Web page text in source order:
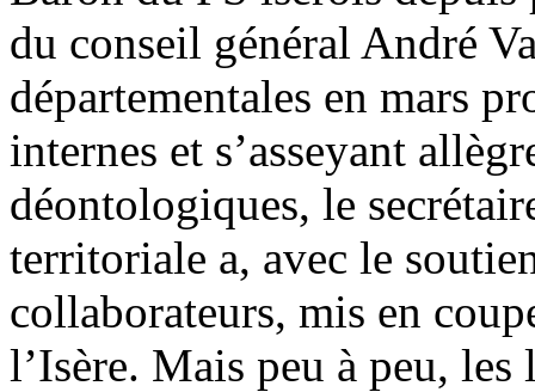
du conseil général André
départementales en mars
internes et s’asseyant
déontologiques, le
territoriale a, avec le
collaborateurs, mis en
l’Isère. Mais peu à peu, les